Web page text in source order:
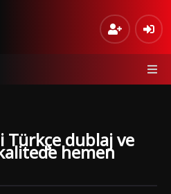
Türkçe dublaj ve
hemen